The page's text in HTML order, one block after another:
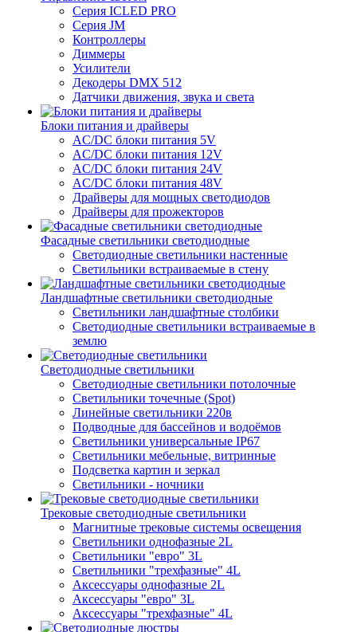
Серия ICLED PRO
Серия JM
Контроллеры
Диммеры
Усилители
Декодеры DMX 512
Датчики движения, звука и света
Блоки питания и драйверы
AC/DC блоки питания 5V
AC/DC блоки питания 12V
AC/DC блоки питания 24V
AC/DC блоки питания 48V
Драйверы для мощных светодиодов
Драйверы для прожекторов
Фасадные светильники светодиодные
Светодиодные светильники настенные
Светильники встраиваемые в стену
Ландшафтные светильники светодиодные
Светильники ландшафтные столбики
Светодиодные светильники встраиваемые в
землю
Светодиодные светильники
Светодиодные светильники потолочные
Светильники точечные (Spot)
Линейные светильники 220в
Подводные для бассейнов и водоёмов
Светильники универсальные IP67
Светильники мебельные, витринные
Подсветка картин и зеркал
Светильники - ночники
Трековые светодиодные светильники
Магнитные трековые системы освещения
Светильники однофазные 2L
Светильники "евро" 3L
Светильники "трехфазные" 4L
Аксессуары однофазные 2L
Аксессуары "евро" 3L
Аксессуары "трехфазные" 4L